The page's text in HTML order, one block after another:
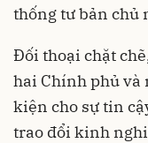
thống tư bản chủ
Đối thoại chặt
hai Chính phủ và
kiện cho sự tin
trao đổi kinh